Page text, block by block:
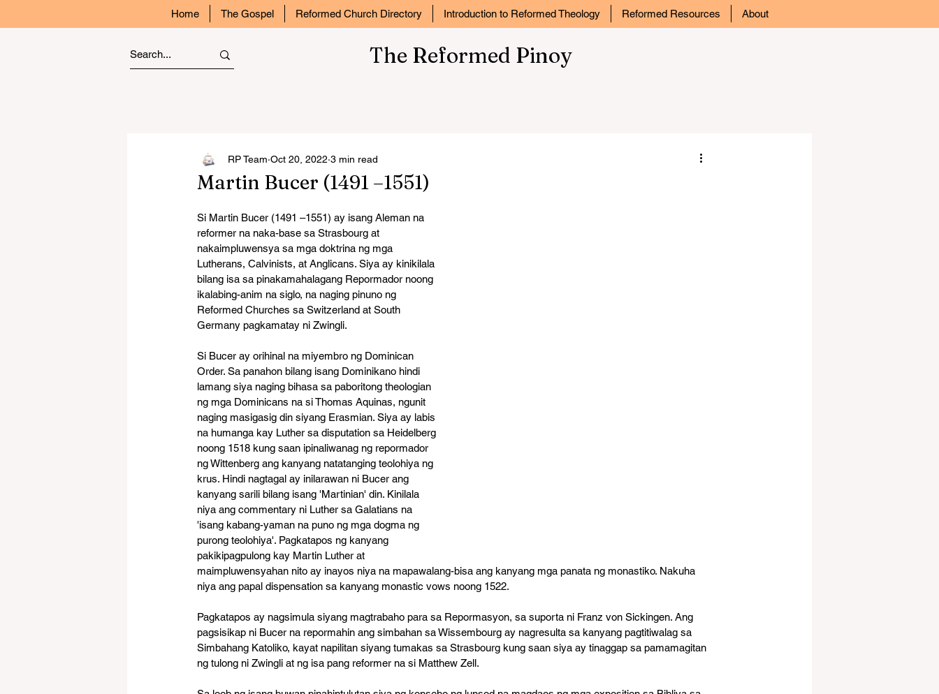
Home The Gospel Reformed Church Directory Introduction to Reformed Theology Reformed Resources About
The Reformed Pinoy
Martin Bucer (1491 –1551)
RP Team Oct 20, 2022 3 min read
Si Martin Bucer (1491 –1551) ay isang Aleman na
reformer na naka-base sa Strasbourg at
nakaimpluwensya sa mga doktrina ng mga
Lutherans, Calvinists, at Anglicans. Siya ay kinikilala
bilang isa sa pinakamahalagang Repormador noong
ikalabing-anim na siglo, na naging pinuno ng
Reformed Churches sa Switzerland at South
Germany pagkamatay ni Zwingli.
Si Bucer ay orihinal na miyembro ng Dominican
Order. Sa panahon bilang isang Dominikano hindi
lamang siya naging bihasa sa paboritong theologian
ng mga Dominicans na si Thomas Aquinas, ngunit
naging masigasig din siyang Erasmian. Siya ay labis
na humanga kay Luther sa disputation sa Heidelberg
noong 1518 kung saan ipinaliwanag ng repormador
ng Wittenberg ang kanyang natatanging teolohiya ng
krus. Hindi nagtagal ay inilarawan ni Bucer ang
kanyang sarili bilang isang 'Martinian' din. Kinilala
niya ang commentary ni Luther sa Galatians na
'isang kabang-yaman na puno ng mga dogma ng
purong teolohiya'. Pagkatapos ng kanyang
pakikipagpulong kay Martin Luther at
maimpluwensyahan nito ay inayos niya na mapawalang-bisa ang kanyang mga panata ng monastiko. Nakuha
niya ang papal dispensation sa kanyang monastic vows noong 1522.
Pagkatapos ay nagsimula siyang magtrabaho para sa Repormasyon, sa suporta ni Franz von Sickingen. Ang
pagsisikap ni Bucer na repormahin ang simbahan sa Wissembourg ay nagresulta sa kanyang pagtitiwalag sa
Simbahang Katoliko, kayat napilitan siyang tumakas sa Strasbourg kung saan siya ay tinaggap sa pamamagitan
ng tulong ni Zwingli at ng isa pang reformer na si Matthew Zell.